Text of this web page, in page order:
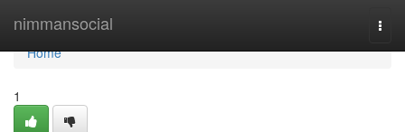
nimmansocial
Home
Home
1